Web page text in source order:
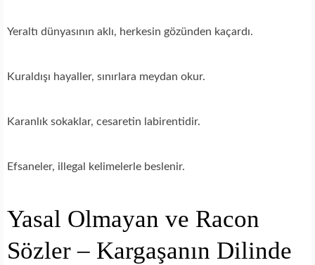
Yeraltı dünyasının aklı, herkesin gözünden kaçardı.
Kuraldışı hayaller, sınırlara meydan okur.
Karanlık sokaklar, cesaretin labirentidir.
Efsaneler, illegal kelimelerle beslenir.
Yasal Olmayan ve Racon
Sözler – Kargaşanın Dilinde